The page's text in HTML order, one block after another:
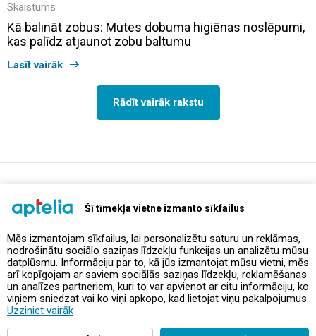
Šī tīmekļa vietne izmanto sīkfailus
Mēs izmantojam sīkfailus, lai personalizētu saturu un reklāmas,
nodrošinātu sociālo saziņas līdzekļu funkcijas un analizētu mūsu
datplūsmu. Informāciju par to, kā jūs izmantojat mūsu vietni, mēs
arī kopīgojam ar saviem sociālās saziņas līdzekļu, reklamēšanas
un analīzes partneriem, kuri to var apvienot ar citu informāciju, ko
viņiem sniedzat vai ko viņi apkopo, kad lietojat viņu pakalpojumus.
Uzziniet vairāk
Skaistums
Kā balināt zobus: Mutes dobuma higiēnas noslēpumi,
kas palīdz atjaunot zobu baltumu
Lasīt vairāk
Rādīt vairāk rakstu
Piedāvājumi un akcijas
Kontakti